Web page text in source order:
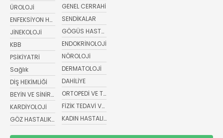
ÜROLOJİ
ENFEKSİYON HASTALIKLARI
JİNEKOLOJİ
KBB
PSİKİYATRİ
Sağlık
DİŞ HEKİMLİĞİ
BEYİN VE SİNİR CERRAHİSİ
KARDİYOLOJİ
GÖZ HASTALIKLARI
GENEL CERRAHİ
SENDİKALAR
GÖGÜS HASTALIKLARI
ENDOKRİNOLOJİ
NÖROLOJİ
DERMATOLOJİ
DAHİLİYE
ORTOPEDİ VE TRAVMATOLOJİ
FİZİK TEDAVİ VE REHABİLİTASYON
KADIN HASTALIKLARI VE DOĞUM